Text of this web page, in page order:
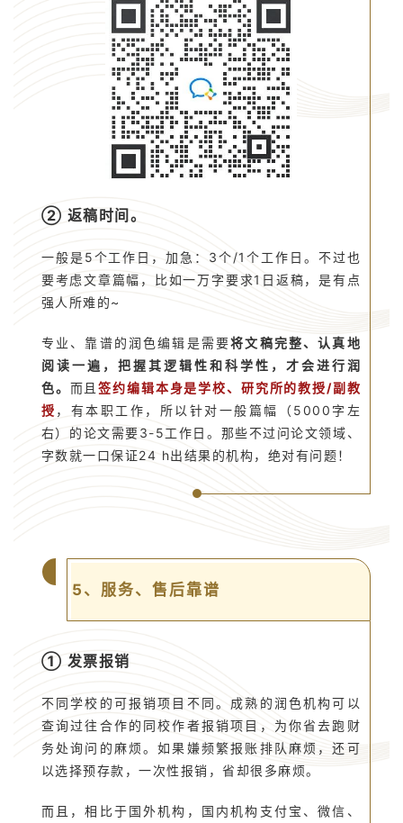
② 返稿时间。
一般是5个工作日，加急：3个/1个工作日。不过也
要考虑文章篇幅，比如一万字要求1日返稿，是有点
强人所难的~
专业、靠谱的润色编辑是需要将文稿完整、认真地
阅读一遍，把握其逻辑性和科学性，才会进行润
色。 而且签约编辑本身是学校、研究所的教授/副教
授 ，有本职工作，所以针对一般篇幅（5000字左
右）的论文需要3-5工作日。那些不过问论文领域、
字数就一口保证24 h出结果的机构，绝对有问题！
5、服务、售后靠谱
① 发票报销
不同学校的可报销项目不同。成熟的润色机构可以
查询过往合作的同校作者报销项目，为你省去跑财
务处询问的麻烦。如果嫌频繁报账排队麻烦，还可
以选择预存款，一次性报销，省却很多麻烦。
而且，相比于国外机构，国内机构支付宝、微信、